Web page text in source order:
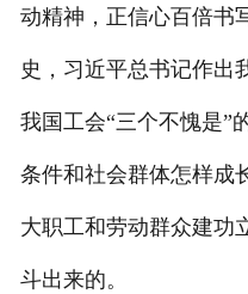
动精神，正信心百倍书
史，习近平总书记作出
我国工会“三个不愧是”
条件和社会群体怎样成
大职工和劳动群众建功
斗出来的。